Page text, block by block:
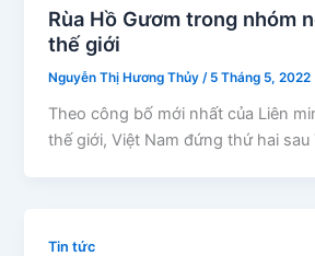
Rùa Hồ Gươm trong nhóm
thế giới
Nguyễn Thị Hương Thủy/ 5 Tháng 5, 2022
Theo công bố mới nhất của Liên
thế giới, Việt Nam đứng thứ hai sau
Tin tức